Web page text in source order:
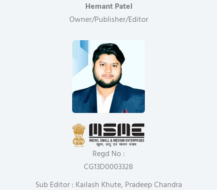
Hemant Patel
Owner/Publisher/Editor
Regd No :
CG13D0003328
Sub Editor : Kailash Khute, Pradeep Chandra